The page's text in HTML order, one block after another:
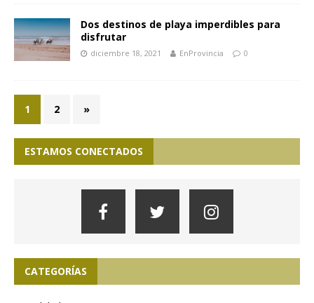
Dos destinos de playa imperdibles para
disfrutar
diciembre 18, 2021 EnProvincia 0
1 2 »
ESTAMOS CONECTADOS
CATEGORÍAS